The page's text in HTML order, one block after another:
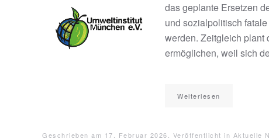
das geplante Ersetzen
und sozialpolitisch
werden. Zeitgleich plant
ermöglichen, weil sich
Weiterlesen
Geschrieben am 17. Februar 2026 . Veröffentlicht in Aktuelle